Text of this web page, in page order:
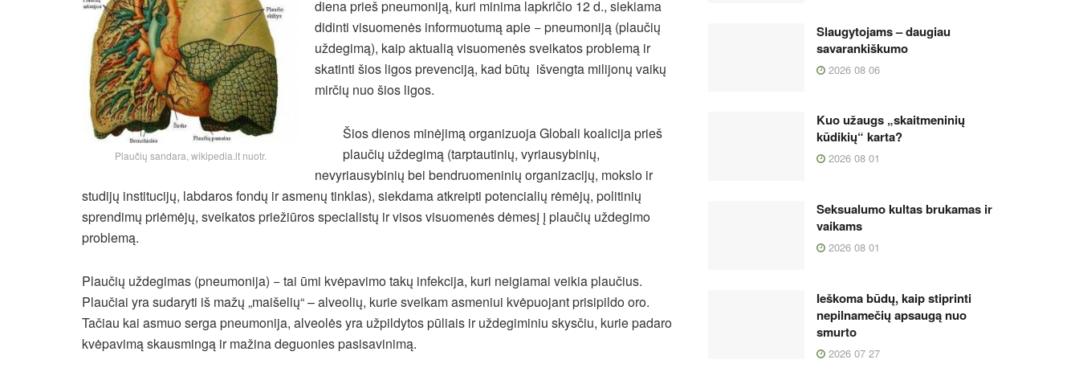
Plaučių sandara, wikipedia.lt nuotr.
diena prieš pneumoniją, kuri minima lapkričio 12 d., siekiama
didinti visuomenės informuotumą apie − pneumoniją (plaučių
uždegimą), kaip aktualią visuomenės sveikatos problemą ir
skatinti šios ligos prevenciją, kad būtų išvengta milijonų vaikų
mirčių nuo šios ligos.
Šios dienos minėjimą organizuoja Globali koalicija prieš
plaučių uždegimą (tarptautinių, vyriausybinių,
nevyriausybinių bei bendruomeninių organizacijų, mokslo ir
studijų institucijų, labdaros fondų ir asmenų tinklas), siekdama atkreipti potencialių rėmėjų, politinių
sprendimų priėmėjų, sveikatos priežiūros specialistų ir visos visuomenės dėmesį į plaučių uždegimo
problemą.
Plaučių uždegimas (pneumonija) − tai ūmi kvėpavimo takų infekcija, kuri neigiamai veikia plaučius.
Plaučiai yra sudaryti iš mažų „maišelių“ – alveolių, kurie sveikam asmeniui kvėpuojant prisipildo oro.
Tačiau kai asmuo serga pneumonija, alveolės yra užpildytos pūliais ir uždegiminiu skysčiu, kurie padaro
kvėpavimą skausmingą ir mažina deguonies pasisavinimą.
Slaugytojams – daugiau
savarankiškumo
2026 08 06
Kuo užaugs „skaitmeninių
kūdikių“ karta?
2026 08 01
Seksualumo kultas brukamas ir
vaikams
2026 08 01
Ieškoma būdų, kaip stiprinti
nepilnamečių apsaugą nuo
smurto
2026 07 27